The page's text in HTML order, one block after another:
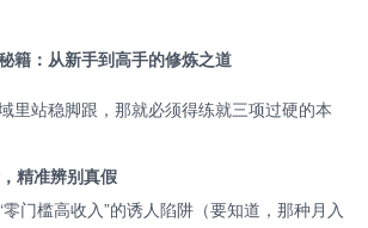
籍：从新手到高手的修炼之道
里站稳脚跟，那就必须得练就三项过硬的本
精准辨别真假
门槛高收入”的诱人陷阱（要知道，那种月入